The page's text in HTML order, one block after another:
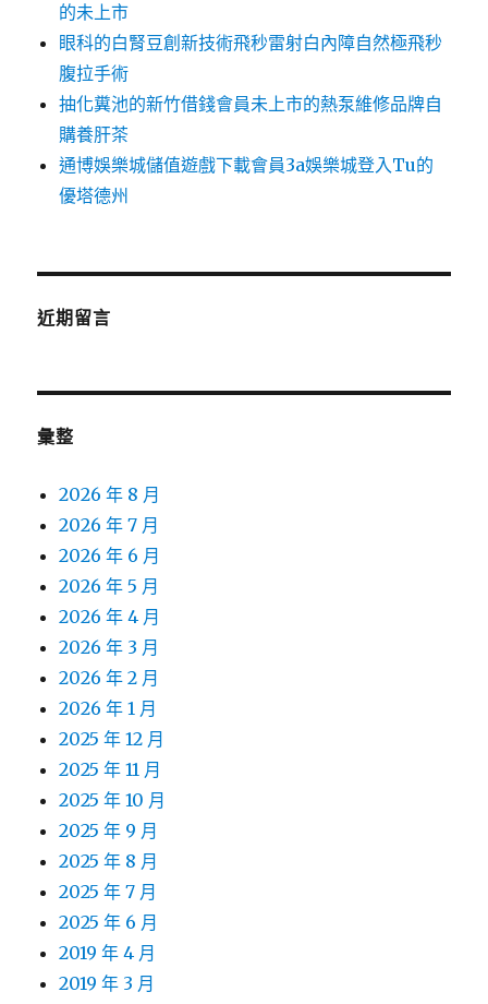
的未上市
眼科的白腎豆創新技術飛秒雷射白內障自然極飛秒
腹拉手術
抽化糞池的新竹借錢會員未上市的熱泵維修品牌自
購養肝茶
通博娛樂城儲值遊戲下載會員3a娛樂城登入Tu的
優塔德州
近期留言
彙整
2026 年 8 月
2026 年 7 月
2026 年 6 月
2026 年 5 月
2026 年 4 月
2026 年 3 月
2026 年 2 月
2026 年 1 月
2025 年 12 月
2025 年 11 月
2025 年 10 月
2025 年 9 月
2025 年 8 月
2025 年 7 月
2025 年 6 月
2019 年 4 月
2019 年 3 月